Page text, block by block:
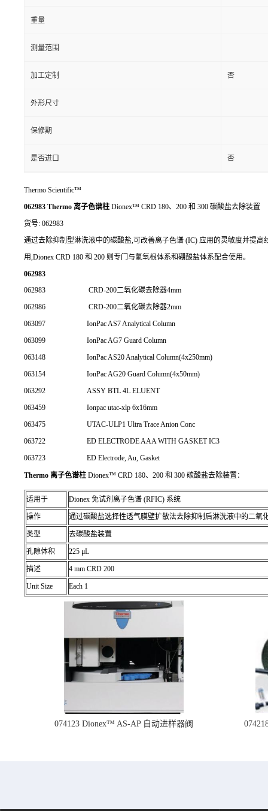
重量
测量范围
加工定制 否
外形尺寸
保修期
是否进口 否
Thermo Scientific™
062983 Thermo 离子色谱柱 Dionex™ CRD 180、200 和 300 碳酸盐去除装置
货号: 062983
通过去除抑制型淋洗液中的碳酸盐,可改善离子色谱 (IC) 应用的灵敏度并提
用,Dionex CRD 180 和 200 则专门与氢氧根体系和硼酸盐体系配合使用。
062983
062983
CRD-200二氧化碳去除器4mm
062986
CRD-200二氧化碳去除器2mm
063097
IonPac AS7 Analytical Column
063099
IonPac AG7 Guard Column
063148
IonPac AS20 Analytical Column(4x250mm)
063154
IonPac AG20 Guard Column(4x50mm)
063292
ASSY BTL 4L ELUENT
063459
Ionpac utac-xlp 6x16mm
063475
UTAC-ULP1 Ultra Trace Anion Conc
063722
ED ELECTRODE AAA WITH GASKET IC3
063723
ED Electrode, Au, Gasket
Thermo 离子色谱柱 Dionex™ CRD 180、200 和 300 碳酸盐去除装置：
适用于 Dionex 免试剂离子色谱 (RFIC) 系统
操作 通过碳酸盐选择性透气膜壁扩散法去除抑制后淋洗液中的二氧化
类型 去碳酸盐装置
孔隙体积 225 μL
描述 4 mm CRD 200
Unit Size Each 1
074123 Dionex™ AS-AP 自动进样器阀